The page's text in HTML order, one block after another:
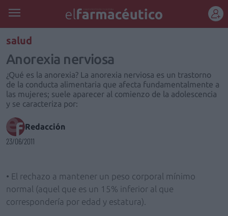
salud
Anorexia nerviosa
¿Qué es la anorexia? La anorexia nerviosa es un trastorno
de la conducta alimentaria que afecta fundamentalmente a
las mujeres; suele aparecer al comienzo de la adolescencia
y se caracteriza por:
Redacción
23/06/2011
• El rechazo a mantener un peso corporal mínimo
normal (aquel que es un 15% inferior al que
correspondería por edad y estatura).